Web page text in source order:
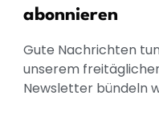
abonnieren
Gute Nachrichten
unserem
Newsletter bündeln